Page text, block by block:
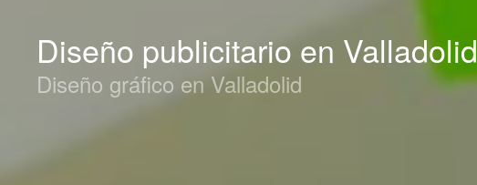
Diseño publicitario en Valladolid
Diseño gráfico en Valladolid